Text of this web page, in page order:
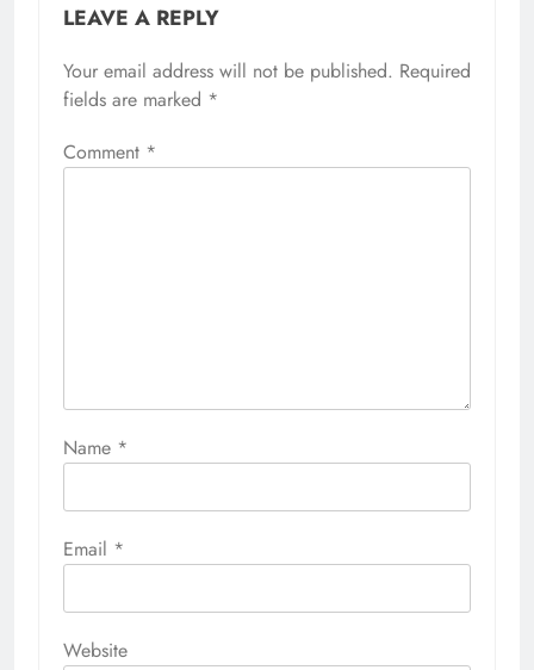
LEAVE A REPLY
Your email address will not be published. Required
fields are marked *
Comment *
Name *
Email *
Website